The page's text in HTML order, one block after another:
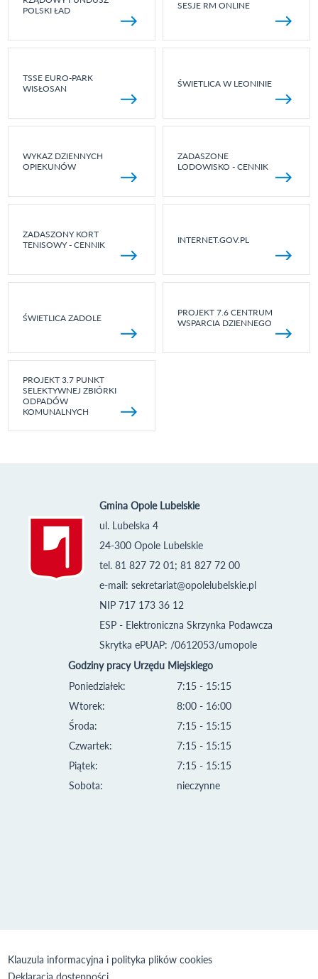
POLSKI ŁAD
SESJE RM ONLINE
TSSE EURO-PARK
WISŁOSAN
ŚWIETLICA W LEONINIE
WYKAZ DZIENNYCH
OPIEKUNÓW
ZADASZONE
LODOWISKO - CENNIK
ZADASZONY KORT
TENISOWY - CENNIK
INTERNET.GOV.PL
ŚWIETLICA ZADOLE
PROJEKT 7.6 CENTRUM
WSPARCIA DZIENNEGO
PROJEKT 3.7 PUNKT
SELEKTYWNEJ ZBIÓRKI
ODPADÓW
KOMUNALNYCH
Gmina Opole Lubelskie
ul. Lubelska 4
24-300 Opole Lubelskie
tel. 81 827 72 01; 81 827 72 00
e-mail: sekretariat@opolelubelskie.pl
NIP 717 173 36 12
ESP - Elektroniczna Skrzynka Podawcza
Skrytka ePUAP: /0612053/umopole
Godziny pracy Urzędu Miejskiego
Poniedziałek:
Wtorek:
Środa:
Czwartek:
Piątek:
Sobota:
7:15 - 15:15
8:00 - 16:00
7:15 - 15:15
7:15 - 15:15
7:15 - 15:15
nieczynne
Klauzula informacyjna i polityka plików cookies